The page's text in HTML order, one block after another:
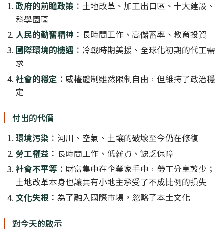
政府的前瞻政策 ：土地改革、加工出口區、十大建設、
科學園區
人民的勤奮精神 ：長時間工作、高儲蓄率、教育投資
國際環境的機遇 ：冷戰時期美援、全球化初期的代工需
求
社會的穩定 ：威權體制雖然限制自由，但維持了政治穩
定
付出的代價
環境污染 ：河川、空氣、土壤的破壞至今仍在修復
勞工權益 ：長時間工作、低薪資、缺乏保障
社會不平等 ：財富集中在企業家手中，勞工分享較少；
土地改革本身也讓共有小地主承受了不成比例的損失
文化失根 ：為了融入國際市場，忽略了本土文化
對今天的啟示